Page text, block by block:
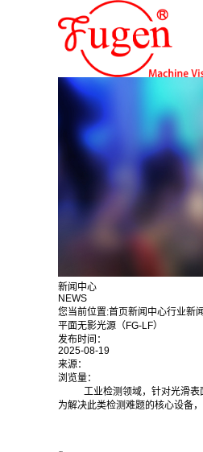
新闻中心
NEWS
您当前位置:首页新闻中心行业新闻
平面无影光源（FG-LF）
发布时间：
2025-08-19
来源：
浏览量：
工业检测领域，针对光滑
为解决此类检测难题的核心设备